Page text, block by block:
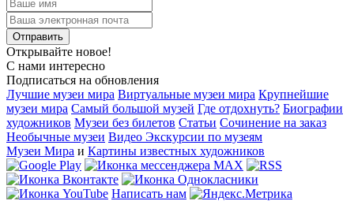
Открывайте новое!
С нами интересно
Подписаться на обновления
Лучшие музеи мира Виртуальные музеи мира Крупнейшие
музеи мира Самый большой музей Где отдохнуть? Биографии
художников Музеи без билетов Статьи Сочинение на заказ
Необычные музеи Видео Экскурсии по музеям
Музеи Мира и Картины известных художников
Написать нам